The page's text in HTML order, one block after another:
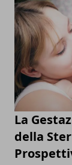
La
della